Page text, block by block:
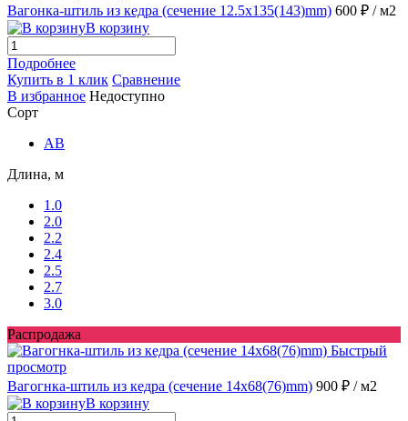
Вагонка-штиль из кедра (сечение 12.5x135(143)mm) 600 ₽ / м2
В корзину
Подробнее
Купить в 1 клик Сравнение
В избранное Недоступно
Сорт
AB
Длина, м
1.0
2.0
2.2
2.4
2.5
2.7
3.0
Распродажа
Быстрый
просмотр
Вагогнка-штиль из кедра (сечение 14x68(76)mm) 900 ₽ / м2
В корзину